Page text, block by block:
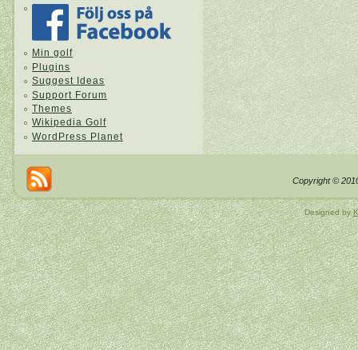
Min golf
Plugins
Suggest Ideas
Support Forum
Themes
Wikipedia Golf
WordPress Planet
Copyright ©
Designed by